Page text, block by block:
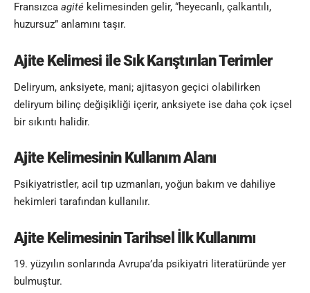
Fransızca agité kelimesinden gelir, “heyecanlı, çalkantılı,
huzursuz” anlamını taşır.
Ajite Kelimesi ile Sık Karıştırılan Terimler
Deliryum, anksiyete, mani; ajitasyon geçici olabilirken
deliryum bilinç değişikliği içerir, anksiyete ise daha çok içsel
bir sıkıntı halidir.
Ajite KelimesininKullanım Alanı
Psikiyatristler, acil tıp uzmanları, yoğun bakım ve dahiliye
hekimleri tarafından kullanılır.
Ajite KelimesininTarihsel İlk Kullanımı
19. yüzyılın sonlarında Avrupa’da psikiyatri literatüründe yer
bulmuştur.